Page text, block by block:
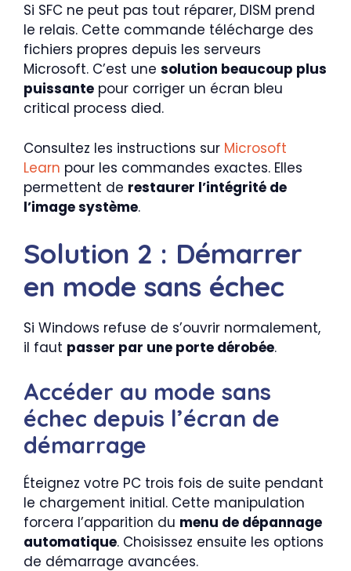
Si SFC ne peut pas tout réparer, DISM prend
le relais. Cette commande télécharge des
fichiers propres depuis les serveurs
Microsoft. C’est une solution beaucoup plus
puissante pour corriger un écran bleu
critical process died.
Consultez les instructions sur Microsoft
Learn pour les commandes exactes. Elles
permettent de restaurer l’intégrité de
l’image système.
Solution 2 : Démarrer
en mode sans échec
Si Windows refuse de s’ouvrir normalement,
il faut passer par une porte dérobée.
Accéder au mode sans
échec depuis l’écran de
démarrage
Éteignez votre PC trois fois de suite pendant
le chargement initial. Cette manipulation
forcera l’apparition du menu de dépannage
automatique. Choisissez ensuite les options
de démarrage avancées.